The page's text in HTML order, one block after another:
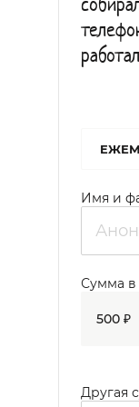
Имя и
500 ₽
Сумма в
Другая